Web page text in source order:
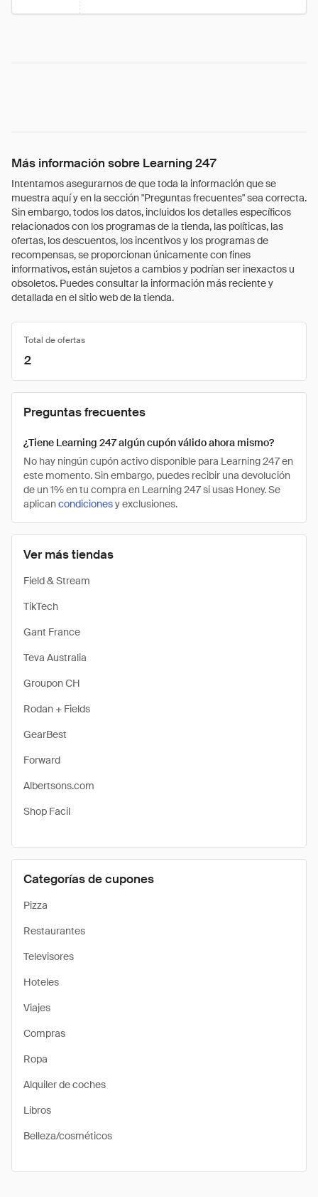
Más información sobre Learning 247
Intentamos asegurarnos de que toda la información que se
muestra aquí y en la sección "Preguntas frecuentes" sea correcta.
Sin embargo, todos los datos, incluidos los detalles específicos
relacionados con los programas de la tienda, las políticas, las
ofertas, los descuentos, los incentivos y los programas de
recompensas, se proporcionan únicamente con fines
informativos, están sujetos a cambios y podrían ser inexactos u
obsoletos. Puedes consultar la información más reciente y
detallada en el sitio web de la tienda.
Ver más tiendas
Field & Stream
TikTech
Gant France
Teva Australia
Groupon CH
Rodan + Fields
GearBest
Forward
Albertsons.com
Shop Facil
Categorías de cupones
Pizza
Restaurantes
Televisores
Hoteles
Viajes
Compras
Ropa
Alquiler de coches
Libros
Belleza/cosméticos
Total de ofertas
2
Preguntas frecuentes
¿Tiene Learning 247 algún cupón válido ahora mismo?
No hay ningún cupón activo disponible para Learning 247 en
este momento. Sin embargo, puedes recibir una devolución
de un 1% en tu compra en Learning 247 si usas Honey. Se
aplicancondicionesy exclusiones.